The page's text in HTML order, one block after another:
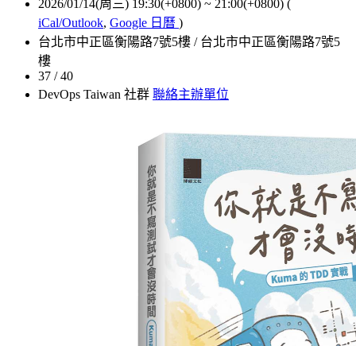
2026/01/14(周三) 19:30(+0800) ~ 21:00(+0800) (
iCal/Outlook, Google 日曆 )
台北市中正區衡陽路7號5樓 / 台北市中正區衡陽路7號5
樓
37 / 40
DevOps Taiwan 社群 聯絡主辦單位